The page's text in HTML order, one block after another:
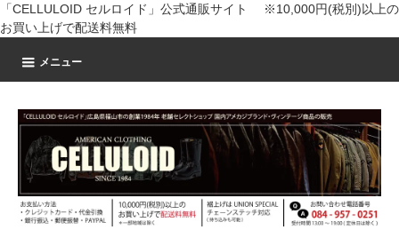
「CELLULOID セルロイド」公式通販サイト ※10,000円(税別)以上の
お買い上げで配送料無料
メニュー